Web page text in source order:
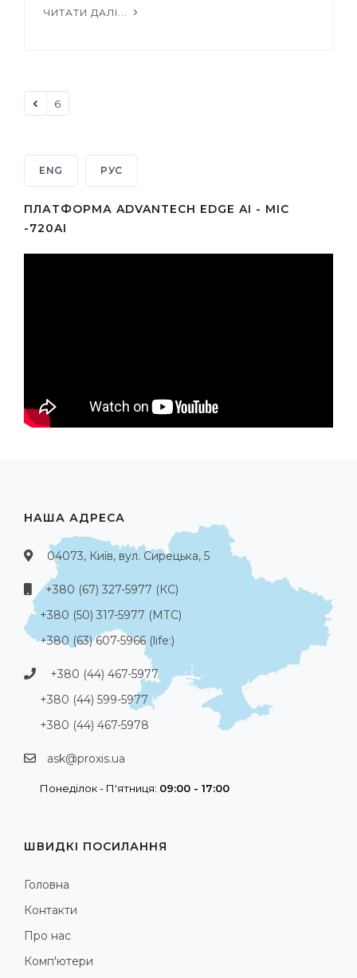
ЧИТАТИ ДАЛІ...
6
ENG РУС
ПЛАТФОРМА ADVANTECH EDGE AI - MIC
-720AI
НАША АДРЕСА
04073, Київ, вул. Сирецька, 5
+380 (67) 327-5977 (КС)
+380 (50) 317-5977 (МТС)
+380 (63) 607-5966 (life:)
+380 (44) 467-5977
+380 (44) 599-5977
+380 (44) 467-5978
ask@proxis.ua
Понеділок - П'ятниця: 09:00 - 17:00
ШВИДКІ ПОСИЛАННЯ
Головна
Контакти
Про нас
Комп'ютери